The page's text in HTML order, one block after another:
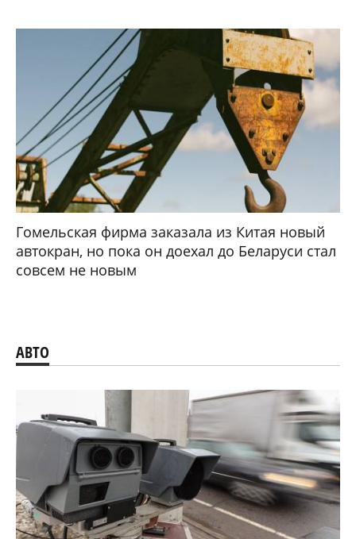
Гомельская фирма заказала из Китая новый
автокран, но пока он доехал до Беларуси стал
совсем не новым
АВТО